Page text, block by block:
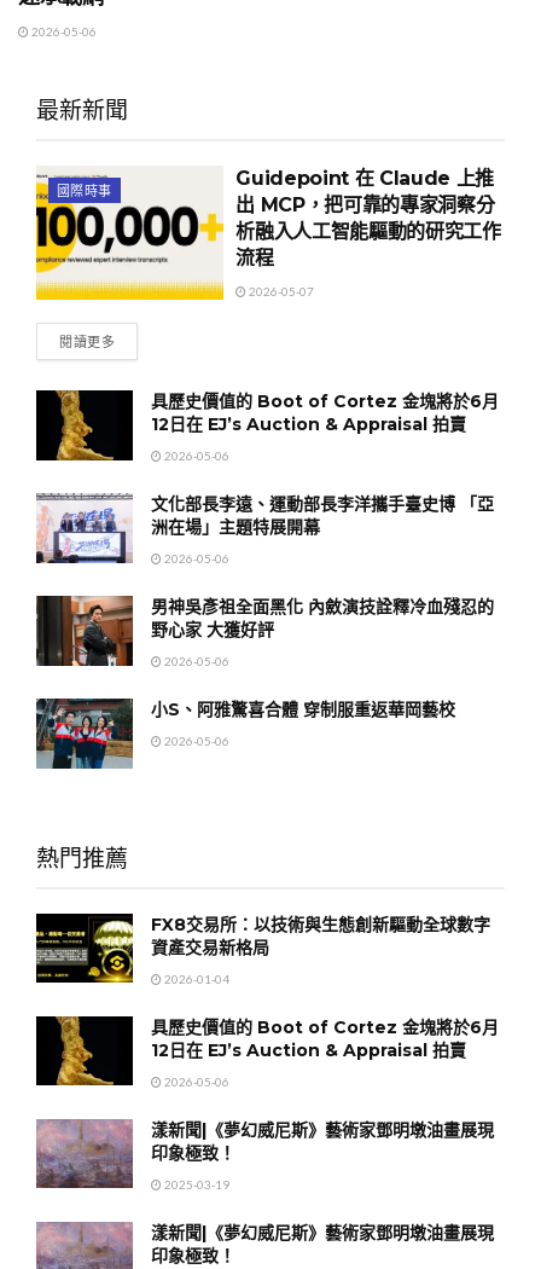
2026-05-06
最新新聞
國際時事
Guidepoint 在 Claude 上推
出 MCP，把可靠的專家洞察分
析融入人工智能驅動的研究工作
流程
2026-05-07
閱讀更多
具歷史價值的 Boot of Cortez 金塊將於6月
12日在 EJ’s Auction & Appraisal 拍賣
2026-05-06
文化部長李遠、運動部長李洋攜手臺史博 「亞
洲在場」主題特展開幕
2026-05-06
男神吳彥祖全面黑化 內斂演技詮釋冷血殘忍的
野心家 大獲好評
2026-05-06
小S、阿雅驚喜合體 穿制服重返華岡藝校
2026-05-06
熱門推薦
FX8交易所：以技術與生態創新驅動全球數字
資產交易新格局
2026-01-04
具歷史價值的 Boot of Cortez 金塊將於6月
12日在 EJ’s Auction & Appraisal 拍賣
2026-05-06
漾新聞|《夢幻威尼斯》藝術家鄧明墩油畫展現
印象極致！
2025-03-19
漾新聞|《夢幻威尼斯》藝術家鄧明墩油畫展現
印象極致！